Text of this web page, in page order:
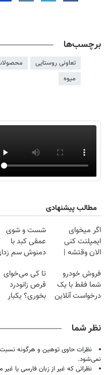
برچسب‌ها
تعاونی روستایی
میوه
مطالب پیشنهادی
اگر میخوای
ایمپلنت کنی
الان وقتشه |
میلیون تومان!!!
شست و شوی
عمقی کبد با
دمنوش سم
فروش خودرو
شما فقط با یک
درخواست آنلاین
تا کی می‌خوای
قرص زانودرد
بخوری؟ یکبار
نظر شما
نظرات حاوی توهین و هرگونه
نمی‌شود.
نظراتی که غیر از زبان فارسی یا